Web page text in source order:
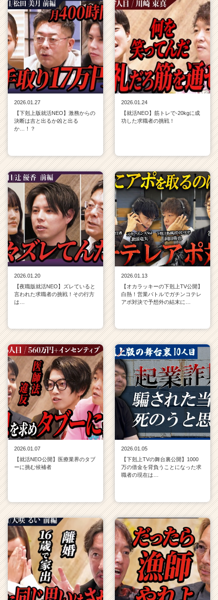
2026.01.27
【下剋上版就活NEO】激務からの
決断は吉と出るか凶と出る
か…！？
2026.01.24
【就活NEO】筋トレで-20kgに成
功した求職者の挑戦！
2026.01.20
【夜職版就活NEO】ズレていると
言われた求職者の挑戦！その行方
は…
2026.01.13
【オカラッキーの下剋上TV公開】
白熱！営業バトルでガチンコテレ
アポ対決で予想外の結末に…
2026.01.07
【就活NEO公開】医療業界のタブ
ーに挑む候補者
2026.01.05
【下剋上TVの舞台裏公開】1000
万の借金を背負うことになった求
職者の現在は…